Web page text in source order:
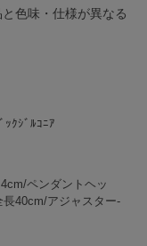
ｯｸｼﾞﾙｺﾆｱ
ペンダントヘッ
長40cm/アジャスター-
色味・仕様が異なる